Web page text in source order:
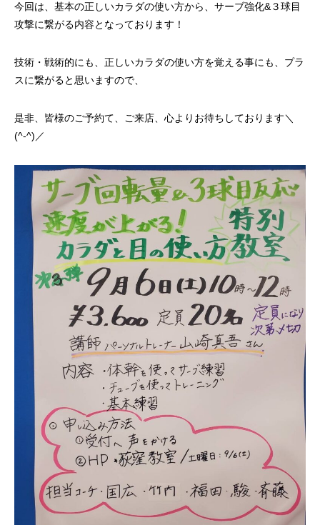
今回は、基本の正しいカラダの使い方から、サーブ強化&３球目
攻撃に繋がる内容となっております！
技術・戦術的にも、正しいカラダの使い方を覚える事にも、プラ
スに繋がると思いますので、
是非、皆様のご予約て、ご来店、心よりお待ちしております＼
(^-^)／